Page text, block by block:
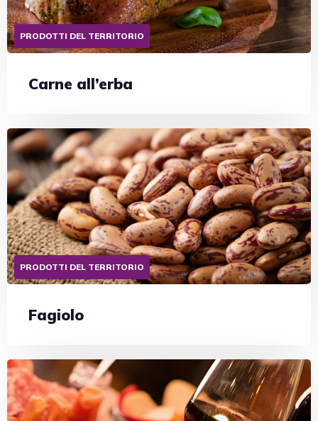
PRODOTTI DEL TERRITORIO
Carne all’erba
PRODOTTI DEL TERRITORIO
Fagiolo